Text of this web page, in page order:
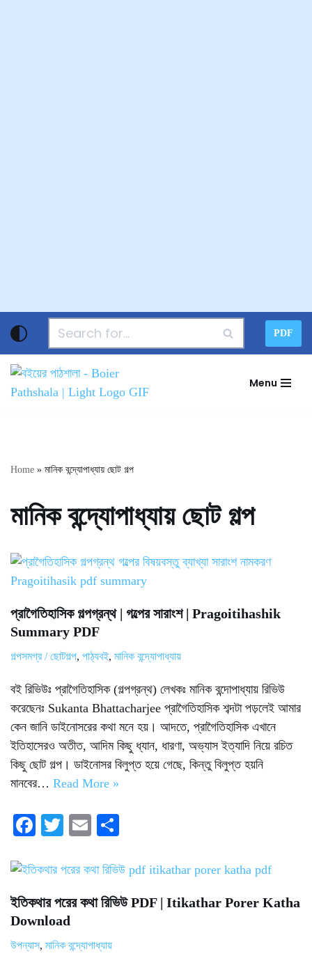
to
content
PDF
Menu
Home » মানিক বন্দ্যোপাধ্যায় ছোট গল্প
মানিক বন্দ্যোপাধ্যায় ছোট গল্প
প্রাগৈতিহাসিক গল্পগ্রন্থ | গল্পের সারাংশ | Pragoitihashik
Summary PDF
গল্পসমগ্র / ছোটগল্প, পাঠ্যবই, মানিক বন্দ্যোপাধ্যায়
বই রিভিউঃ প্রাগৈতিহাসিক (গল্পগ্রন্থ) লেখকঃ মানিক বন্দোপাধ্যায় রিভিউ
করেছেনঃ Sukanta Bhattacharjee প্রাগৈতিহাসিক শব্দটা পড়লেই আমার
কেন জানি ডাইনোসরের কথা মনে হয়। আদতে, প্রাগৈতিহাসিক এখানে
ইতিহাসেরও অতীত, আদিম কিছু ধ্যান, ধারণা, অভ্যাস ইত্যাদি নিয়ে রচিত
কিছু ছোট গল্প। ডাইনোসর বিলুপ্ত হয়ে গেছে, কিন্তু বিলুপ্ত হয়নি
মানবের… Read More »
Fa
bo
ok
T
tte
E
ail re
ইতিকথার পরের কথা রিভিউ PDF | Itikathar Porer Katha
Download
উপন্যাস, মানিক বন্দ্যোপাধ্যায়